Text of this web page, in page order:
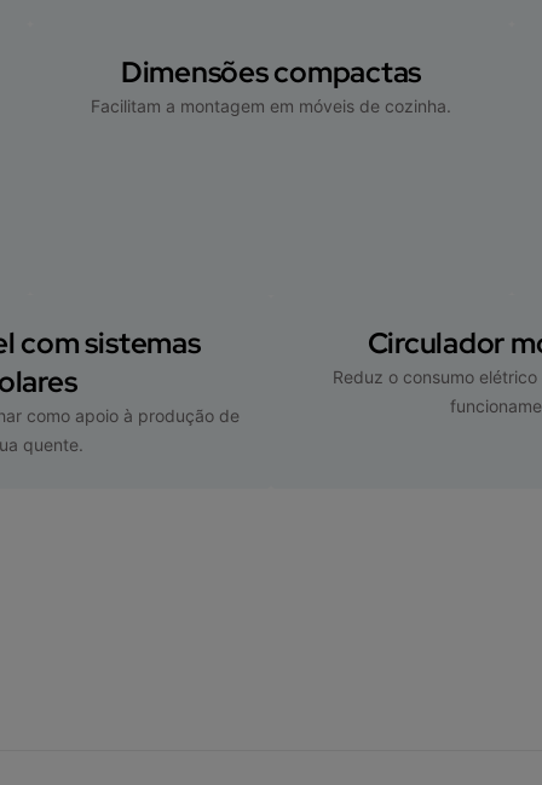
Dimensões compactas
Facilitam a montagem em móveis de cozinha.
com sistemas
como apoio à produção de
quente.
Circulador
Reduz o consumo